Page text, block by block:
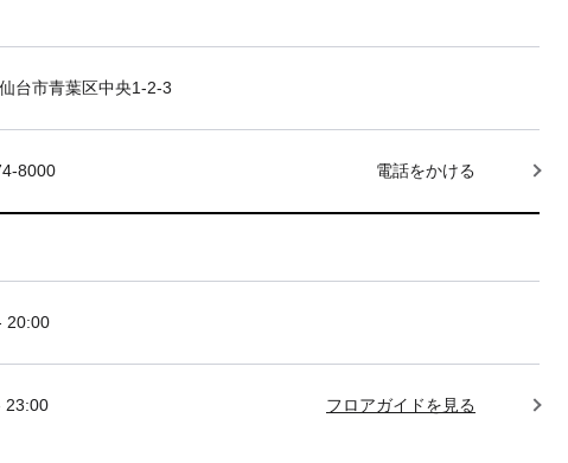
台市青葉区中央1-2-3
8000 電話をかける
20:00
23:00 フロアガイドを見る